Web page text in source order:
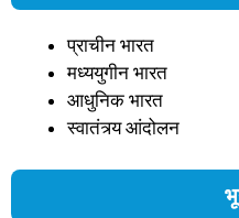
प्राचीन भारत
मध्ययुगीन भारत
आधुनिक भारत
स्वातंत्र्य आंदोलन